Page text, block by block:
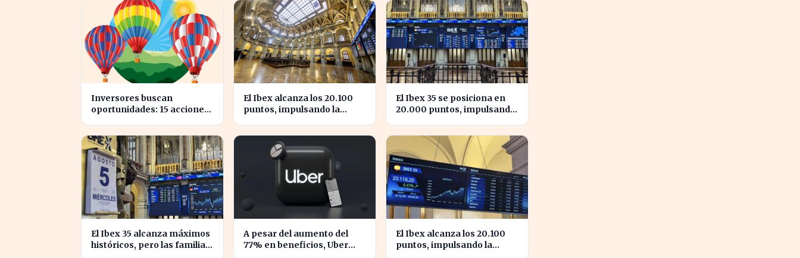
Inversores buscan
oportunidades: 15 acciones
El Ibex alcanza los 20.100
puntos, impulsando la
El Ibex 35 se posiciona en
20.000 puntos, impulsando
El Ibex 35 alcanza máximos
históricos, pero las familias
A pesar del aumento del
77% en beneficios, Uber
El Ibex alcanza los 20.100
puntos, impulsando la